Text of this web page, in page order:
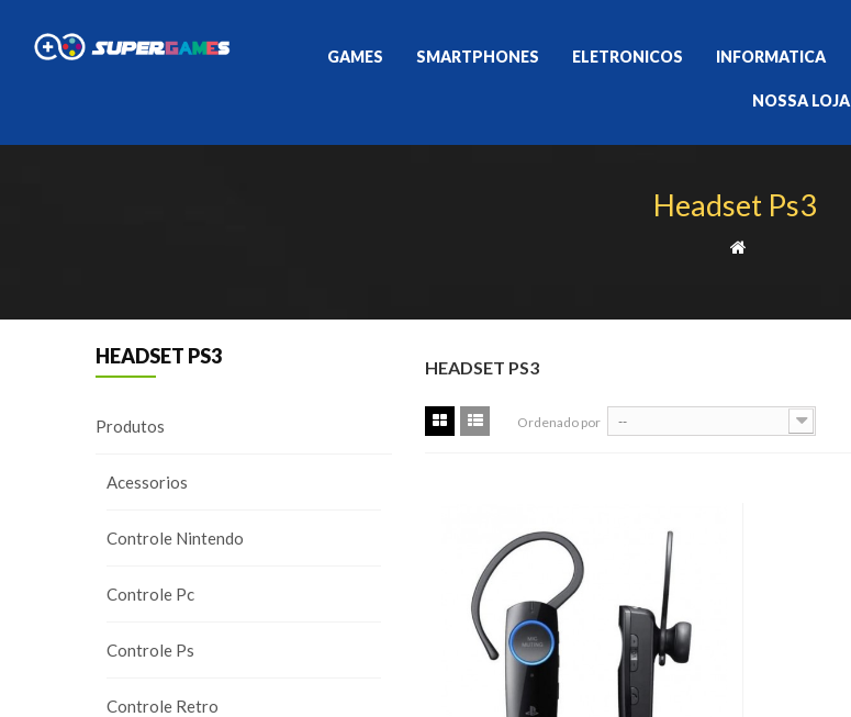
GAMES SMARTPHONES ELETRONICOS INFORMATICA
NOSSA LOJA
Headset Ps3
HEADSET PS3
Produtos
Acessorios
Controle Nintendo
Controle Pc
Controle Ps
Controle Retro
HEADSET PS3
Ordenado por --